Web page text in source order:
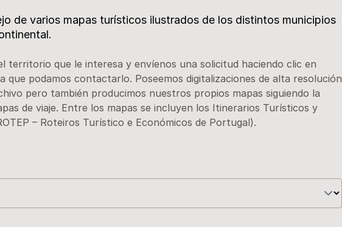
de varios mapas turísticos ilustrados de los distintos municipios
territorio que le interesa y envíenos una solicitud haciendo clic en
que podamos contactarlo. Poseemos digitalizaciones de alta resolución
pero también producimos nuestros propios mapas siguiendo la
de viaje. Entre los mapas se incluyen los Itinerarios Turísticos y
– Roteiros Turístico e Económicos de Portugal).